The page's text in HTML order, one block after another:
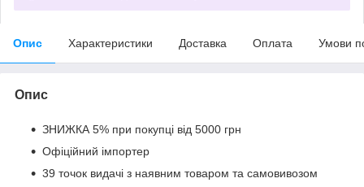
Опис Характеристики Доставка Оплата Умови
Опис
ЗНИЖКА 5% при покупці від 5000 грн
Офіційний імпортер
39 точок видачі з наявним товаром та самовивозом